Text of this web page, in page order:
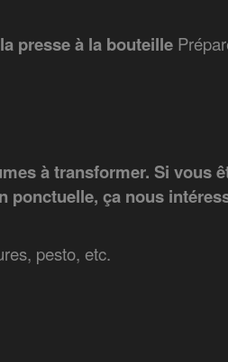
presse à la bouteille
à transformer. Si vous
ça nous
pesto, etc.